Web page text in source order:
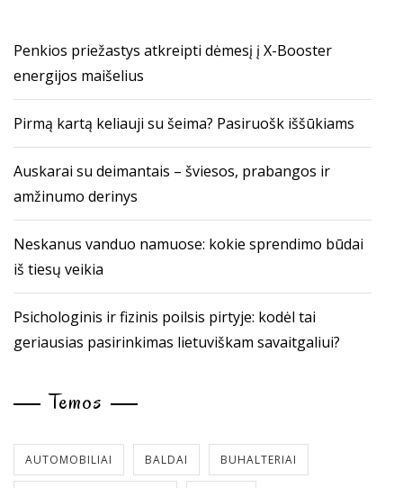
Penkios priežastys atkreipti dėmesį į X-Booster
energijos maišelius
Pirmą kartą keliauji su šeima? Pasiruošk iššūkiams
Auskarai su deimantais – šviesos, prabangos ir
amžinumo derinys
Neskanus vanduo namuose: kokie sprendimo būdai
iš tiesų veikia
Psichologinis ir fizinis poilsis pirtyje: kodėl tai
geriausias pasirinkimas lietuviškam savaitgaliui?
Temos
AUTOMOBILIAI BALDAI BUHALTERIAI